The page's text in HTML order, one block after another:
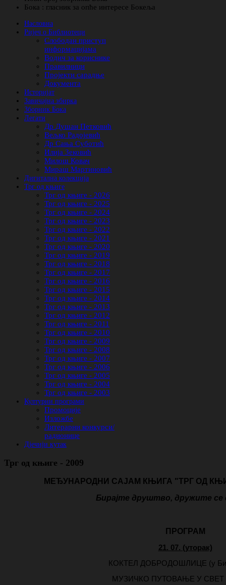
Бока : гласник за опће интересе Бокеља
Насловна
Ријеч о Библиотеци
Слободан приступ
информацијама
Водич за кориснике
Правилници
Пројекти сарадње
Документа
Историјат
Завичајна збирка
Зборник Бока
Легати
Др Душан Петковић
Вељко Радојевић
Др Сања Суботић
Илија Зековић
Милош Ковач
Мираш Мартиновић
Дигитална колекција
Трг од књиге
Трг од књиге - 2026
Трг од књиге - 2025
Трг од књиге - 2024
Трг од књиге - 2023
Трг од књиге - 2022
Трг од књиге - 2021
Трг од књиге - 2020
Трг од књиге - 2019
Трг од књиге - 2018
Трг од књиге - 2017
Трг од књиге - 2016
Трг од књиге - 2015
Трг од књиге - 2014
Трг од књиге - 2013
Трг од књиге - 2012
Трг од књиге - 2011
Трг од књиге - 2010
Трг од књиге - 2009
Трг од књиге - 2008
Трг од књиге - 2007
Трг од књиге - 2006
Трг од књиге - 2005
Трг од књиге - 2004
Трг од књиге - 2003
Културни програми
Промоције
Изложбе
Литерарни конкурси/
радионице
Дјечији кутак
Трг од књиге - 2009
МЕЂУНАРОДНИ САЈАМ КЊИГА "ТРГ ОД
Бирајте друштво, дружите се
ПРОГРАМ
21. 07. (уторак)
КОКТЕЛ ДОБРОДОШЛИЦЕ (у
МУЗИЧКО ПУТОВАЊЕ У СВЕТ